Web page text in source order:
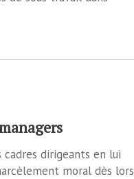
dirigeants en lui
moral dès lors